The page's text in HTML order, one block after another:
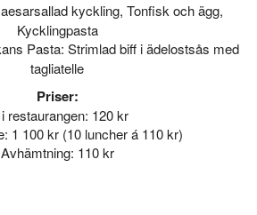
kyckling, Tonfisk och ägg,
Kycklingpasta
Pasta: Strimlad biff i ädelostsås med
tagliatelle
Priser:
restaurangen: 120 kr
1 100 kr (10 luncher á 110 kr)
Avhämtning: 110 kr